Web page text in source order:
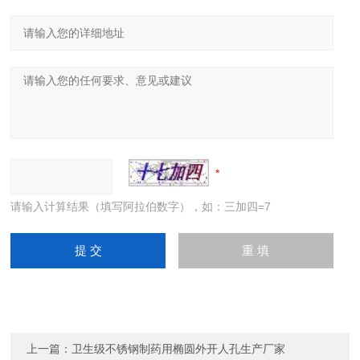
请输入计算结果（填写阿拉伯数字），如：三加四=7
上一篇： 卫生级不锈钢制药用椭圆外开人孔生产厂家